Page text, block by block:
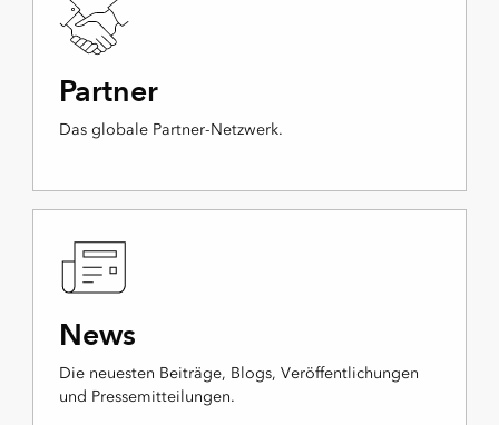
Partner
Das globale Partner-Netzwerk.
News
Die neuesten Beiträge, Blogs, Veröffentlichungen
und Pressemitteilungen.